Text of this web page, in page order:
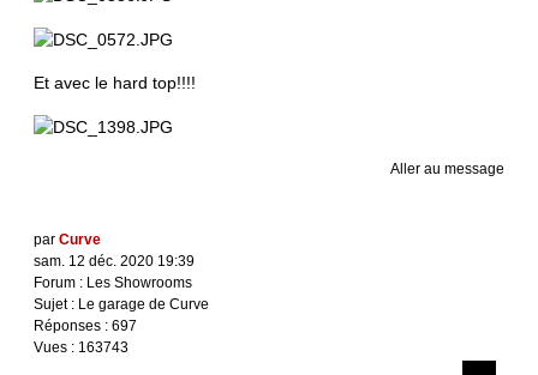
Et avec le hard top!!!!
Aller au message
par Curve
sam. 12 déc. 2020 19:39
Forum : Les Showrooms
Sujet : Le garage de Curve
Réponses : 697
Vues : 163743